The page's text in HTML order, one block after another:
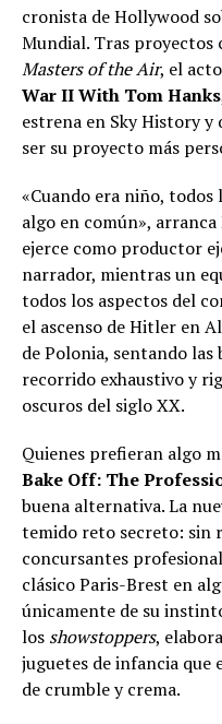
cronista de Hollywood
Mundial. Tras proyectos
Masters of the Air, el
War II With Tom Hanks
estrena en Sky History
ser su proyecto más
«Cuando era niño,
algo en común»,
ejerce como productor
narrador, mientras un
todos los aspectos del
el ascenso de Hitler en
de Polonia, sentando las
recorrido exhaustivo y
oscuros del siglo XX.
Quienes prefieran algo
Bake Off: The
buena alternativa. La
temido reto secreto: sin
concursantes
clásico Paris-Brest en
únicamente de su
los showstoppers,
juguetes de infancia
de crumble y crema.